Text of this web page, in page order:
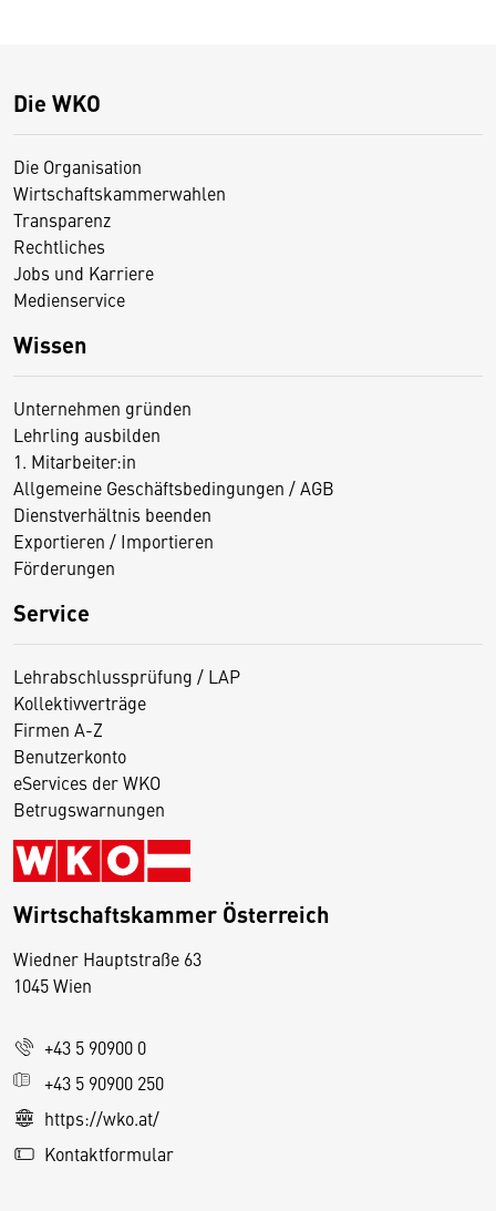
Die WKO
Die Organisation
Wirtschaftskammerwahlen
Transparenz
Rechtliches
Jobs und Karriere
Medienservice
Wissen
Unternehmen gründen
Lehrling ausbilden
1. Mitarbeiter:in
Allgemeine Geschäftsbedingungen / AGB
Dienstverhältnis beenden
Exportieren / Importieren
Förderungen
Service
Lehrabschlussprüfung / LAP
Kollektivverträge
Firmen A-Z
Benutzerkonto
eServices der WKO
Betrugswarnungen
Wirtschaftskammer Österreich
Wiedner Hauptstraße 63
1045 Wien
+43 5 90900 0
+43 5 90900 250
https://wko.at/
Kontaktformular
D
s
e
S
e